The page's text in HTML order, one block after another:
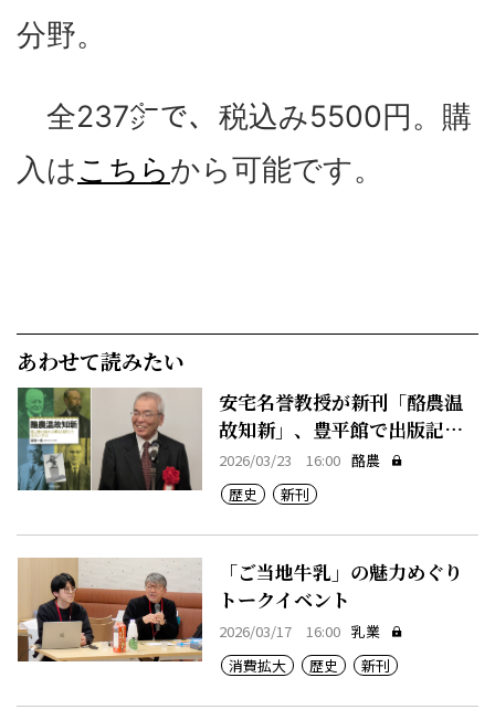
分野。
全237㌻で、税込み5500円。購
入はこちらから可能です。
あわせて読みたい
安宅名誉教授が新刊「酪農温
故知新」、豊平館で出版記念
会
2026/03/23 16:00 酪農
歴史
新刊
「ご当地牛乳」の魅力めぐり
トークイベント
2026/03/17 16:00 乳業
消費拡大
歴史 新刊